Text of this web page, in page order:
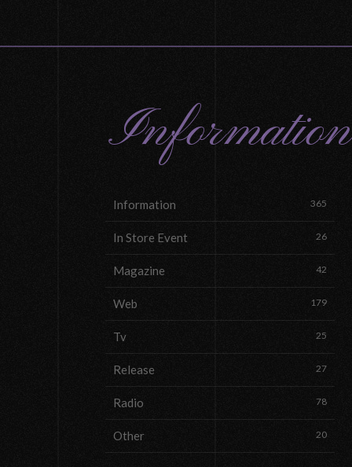
Information
Information 365
In Store Event 26
Magazine 42
Web 179
Tv 25
Release 27
Radio 78
Other 20